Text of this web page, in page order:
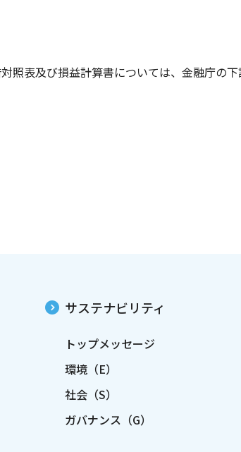
照表及び損益計算書については、金融庁の
サステナビリティ
トップメッセージ
環境（E）
社会（S）
ガバナンス（G）